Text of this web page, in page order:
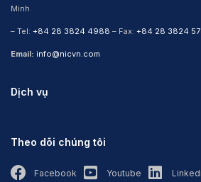
Minh
– Tel: +84 28 3824 4988 – Fax: +84 28 3824
Email: info@nicvn.com
Dịch vụ
Theo dõi chúng tôi
Facebook Youtube